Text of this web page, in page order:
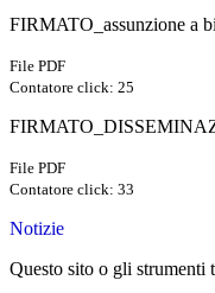
FIRMATO_assunzione a
File PDF
Contatore click: 25
File PDF
Contatore click: 33
Notizie
Questo sito o gli strumenti